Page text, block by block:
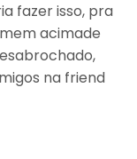
fazer isso, pra
acimade
na friend